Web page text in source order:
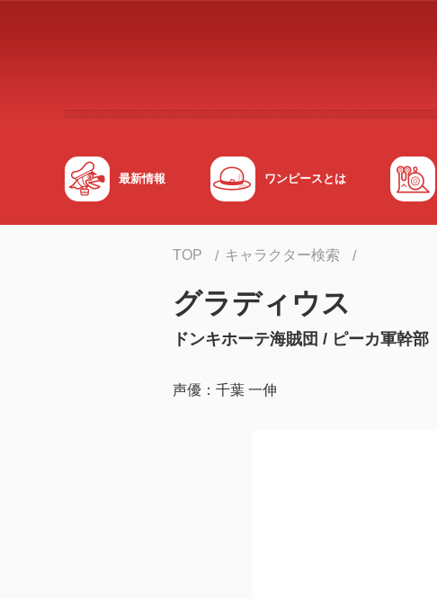
最新情報 ワンピースとは
TOP キャラクター検索
グラディウス
ドンキホーテ海賊団 / ピーカ軍幹部
声優：千葉 一伸